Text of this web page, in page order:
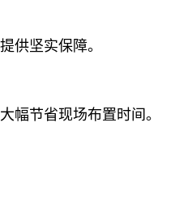
供坚实保障。
幅节省现场布置时间。